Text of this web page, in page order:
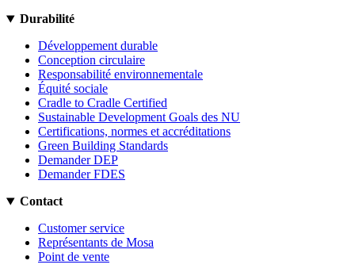
Durabilité
Développement durable
Conception circulaire
Responsabilité environnementale
Équité sociale
Cradle to Cradle Certified
Sustainable Development Goals des NU
Certifications, normes et accréditations
Green Building Standards
Demander DEP
Demander FDES
Contact
Customer service
Représentants de Mosa
Point de vente